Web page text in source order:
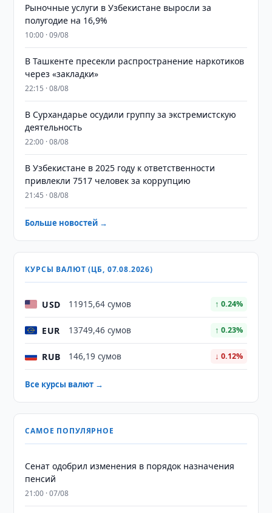
Рыночные услуги в Узбекистане выросли за
полугодие на 16,9%
10:00 · 09/08
В Ташкенте пресекли распространение наркотиков
через «закладки»
22:15 · 08/08
В Сурхандарье осудили группу за экстремистскую
деятельность
22:00 · 08/08
В Узбекистане в 2025 году к ответственности
привлекли 7517 человек за коррупцию
21:45 · 08/08
Больше новостей →
КУРСЫ ВАЛЮТ (ЦБ, 07.08.2026)
USD 11915,64 сумов ↑ 0.24%
EUR 13749,46 сумов ↑ 0.23%
RUB 146,19 сумов ↓ 0.12%
Все курсы валют →
САМОЕ ПОПУЛЯРНОЕ
Сенат одобрил изменения в порядок назначения
пенсий
21:00 · 07/08